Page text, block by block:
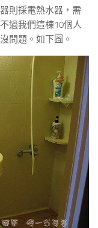
則採電熱水器，需
過我們這棟10個人
問題。如下圖。